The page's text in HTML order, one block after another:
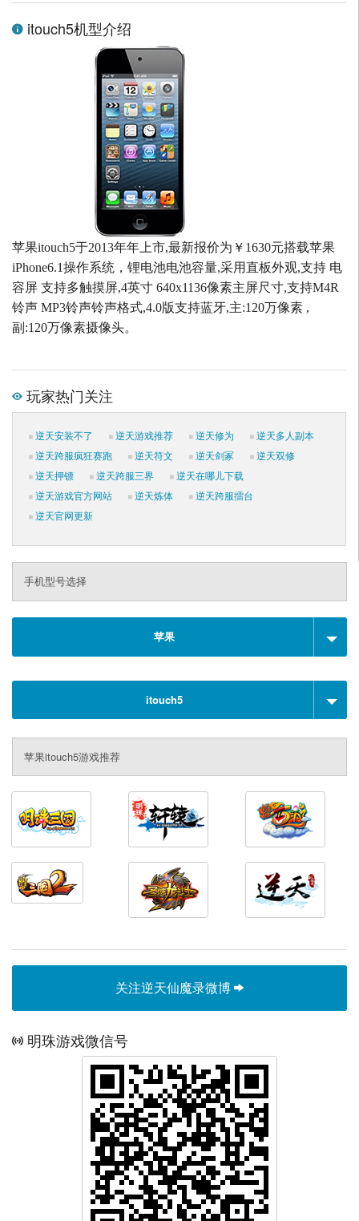
itouch5机型介绍
苹果itouch5于2013年年上市,最新报价为￥1630元搭载苹果
iPhone6.1操作系统，锂电池电池容量,采用直板外观,支持 电
容屏 支持多触摸屏,4英寸 640x1136像素主屏尺寸,支持M4R
铃声 MP3铃声铃声格式,4.0版支持蓝牙,主:120万像素 ,
副:120万像素摄像头。
玩家热门关注
逆天安装不了 逆天游戏推荐 逆天修为
逆天多人副本
逆天跨服疯狂赛跑
逆天符文 逆天剑冢
逆天双修
逆天押镖
逆天跨服三界
逆天在哪儿下载
逆天游戏官方网站
逆天炼体
逆天跨服擂台
逆天官网更新
手机型号选择
苹果
itouch5
苹果itouch5游戏推荐
关注逆天仙魔录微博
明珠游戏微信号